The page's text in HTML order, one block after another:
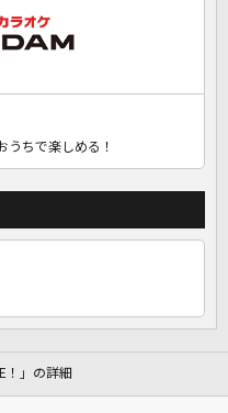
うちで楽しめる！
！」の詳細